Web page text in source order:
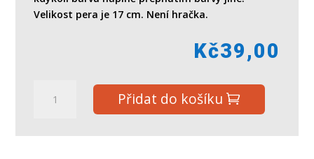
Velikost pera je 17 cm. Není hračka.
Kč39,00
jednorožec
Přidat do košíku